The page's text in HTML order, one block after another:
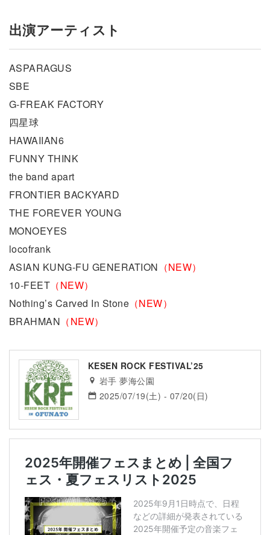
出演アーティスト
ASPARAGUS
SBE
G-FREAK FACTORY
四星球
HAWAIIAN6
FUNNY THINK
the band apart
FRONTIER BACKYARD
THE FOREVER YOUNG
MONOEYES
locofrank
ASIAN KUNG-FU GENERATION （NEW）
10-FEET （NEW）
Nothing’s Carved In Stone （NEW）
BRAHMAN （NEW）
KESEN ROCK FESTIVAL’25
岩手 夢海公園
2025/07/19(土) - 07/20(日)